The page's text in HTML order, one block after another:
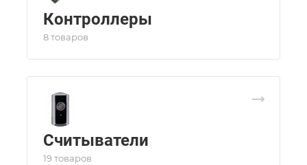
Контроллеры
8 товаров
Считыватели
19 товаров